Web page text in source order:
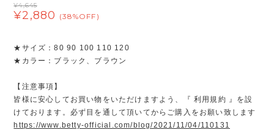
¥4,645
¥2,880 (38%OFF)
★サイズ：80 90 100 110 120
★カラー：ブラック、ブラウン
【注意事項】
皆様に安心してお買い物をいただけますよう、『 利用規約 』を設
けております。必ず目を通して頂いてからご購入をお願い致します
https://www.betty-official.com/blog/2021/11/04/110131